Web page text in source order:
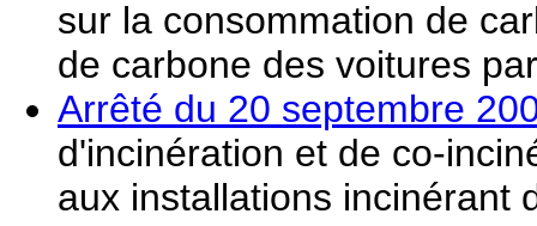
sur la consommation de
de carbone des voitures
Arrêté du 20 septembre
d'incinération et de co-
aux installations incinérant